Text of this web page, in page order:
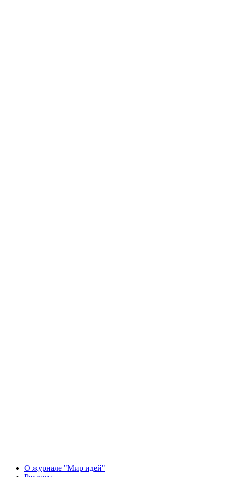
О журнале "Мир идей"